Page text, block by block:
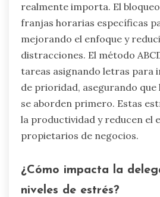
realmente importa. El
franjas horarias específicas
mejorando el enfoque y
distracciones. El método
tareas asignando letras para
de prioridad, asegurando
se aborden primero. Estas
la productividad y reducen el
propietarios de negocios.
¿Cómo impacta la
niveles de estrés?